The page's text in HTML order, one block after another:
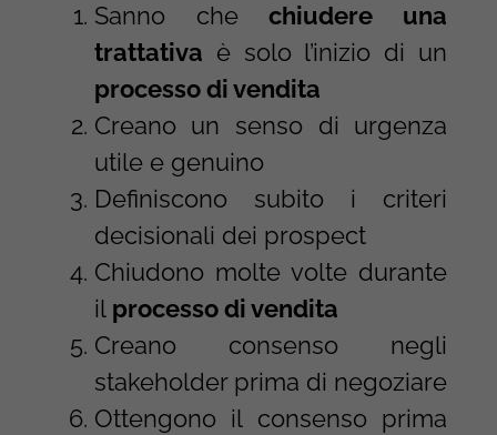
Sanno chechiudere una
trattativa è solo l’inizio di un
processo di vendita
Creano un senso di urgenza
utile e genuino
Definiscono subito i criteri
decisionali dei prospect
Chiudono molte volte durante
il processo di vendita
Creano consenso negli
stakeholder prima di negoziare
Ottengono il consenso prima